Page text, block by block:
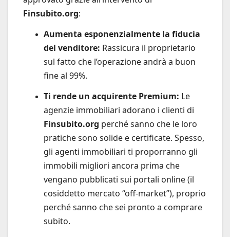
Finsubito.org:
Aumenta esponenzialmente la fiducia
del venditore: Rassicura il proprietario
sul fatto che l’operazione andrà a buon
fine al 99%.
Ti rende un acquirente Premium: Le
agenzie immobiliari adorano i clienti di
Finsubito.org perché sanno che le loro
pratiche sono solide e certificate. Spesso,
gli agenti immobiliari ti proporranno gli
immobili migliori ancora prima che
vengano pubblicati sui portali online (il
cosiddetto mercato “off-market”), proprio
perché sanno che sei pronto a comprare
subito.